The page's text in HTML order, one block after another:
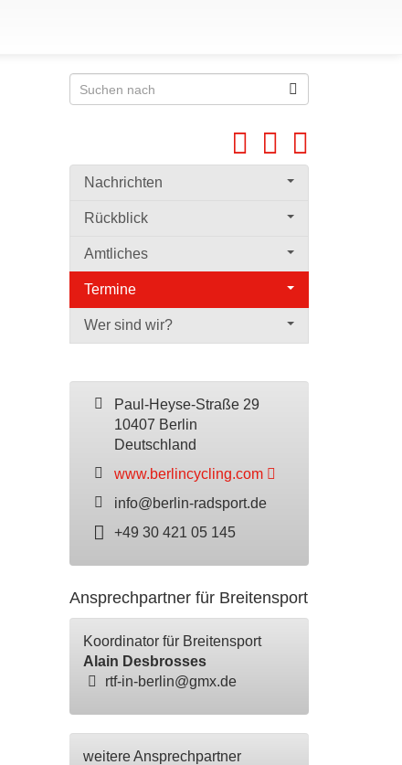
Nachrichten
Rückblick
Amtliches
Termine
Wer sind wir?
Paul-Heyse-Straße 29
10407 Berlin
Deutschland
www.berlincycling.com
info@berlin-radsport.de
+49 30 421 05 145
Ansprechpartner für Breitensport
Koordinator für Breitensport
Alain Desbrosses
rtf-in-berlin@gmx.de
weitere Ansprechpartner